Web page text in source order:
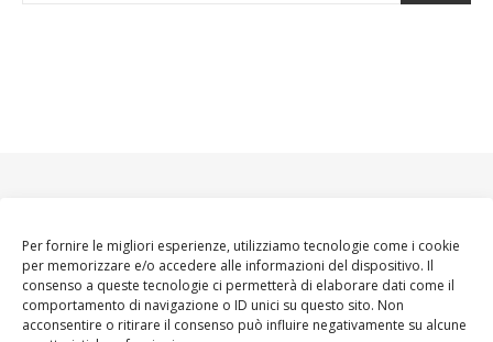
Per fornire le migliori esperienze, utilizziamo tecnologie come i cookie
per memorizzare e/o accedere alle informazioni del dispositivo. Il
consenso a queste tecnologie ci permetterà di elaborare dati come il
comportamento di navigazione o ID unici su questo sito. Non
acconsentire o ritirare il consenso può influire negativamente su alcune